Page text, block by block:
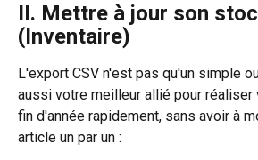
II. Mettre à jour son
(Inventaire)
L'export CSV n'est pas qu'un simple
aussi votre meilleur allié pour réaliser
fin d'année rapidement, sans avoir à
article un par un :